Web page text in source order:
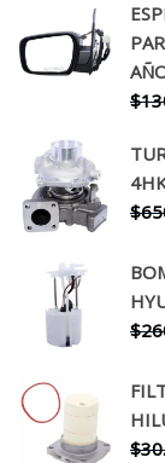
$
$
$
$